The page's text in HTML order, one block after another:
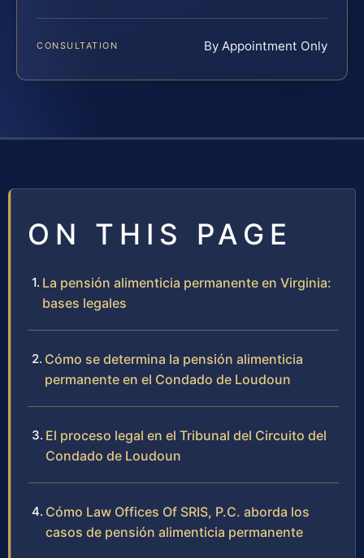
CONSULTATION By Appointment Only
ON THIS PAGE
La pensión alimenticia permanente en Virginia:
bases legales
Cómo se determina la pensión alimenticia
permanente en el Condado de Loudoun
El proceso legal en el Tribunal del Circuito del
Condado de Loudoun
Cómo Law Offices Of SRIS, P.C. aborda los
casos de pensión alimenticia permanente